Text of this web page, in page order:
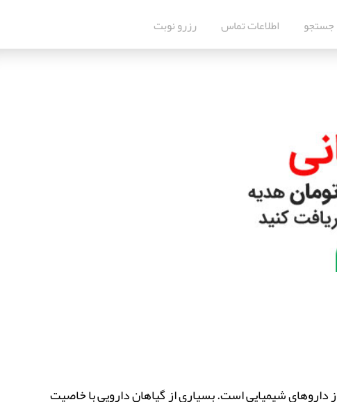
جستجو اطلاعات تماس رزرو نوبت
شیمیایی است. بسیاری از گیاهان دارویی با خاصیت